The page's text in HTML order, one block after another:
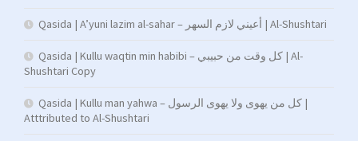
Qasida | A’yuni lazim al-sahar – أعيني لازم السهر | Al-Shushtari
Qasida | Kullu waqtin min habibi – كل وقت من حبيبي | Al-
Shushtari Copy
Qasida | Kullu man yahwa – كل من يهوى ولا يهوى الرسول |
Atttributed to Al-Shushtari